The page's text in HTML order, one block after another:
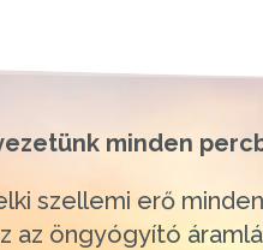
minden
szellemi erő
az öngyógyító